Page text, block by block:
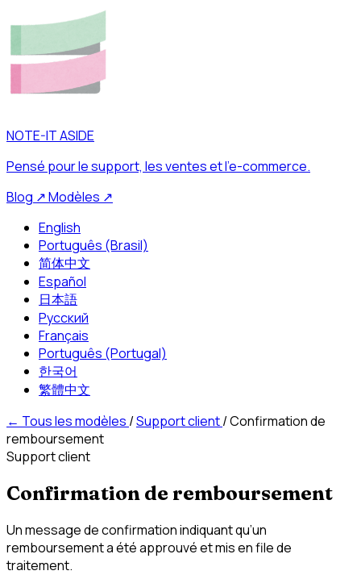
NOTE-IT ASIDE
Pensé pour le support, les ventes et l’e-commerce.
Blog ↗Modèles ↗
English
Português (Brasil)
简体中文
Español
日本語
Русский
Français
Português (Portugal)
한국어
繁體中文
← Tous les modèles /Support client/Confirmation de
remboursement
Support client
Confirmation de remboursement
Un message de confirmation indiquant qu’un
remboursement a été approuvé et mis en file de
traitement.